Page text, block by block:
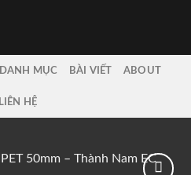
DANH MỤC BÀI VIẾT ABOUT
LIÊN HỆ